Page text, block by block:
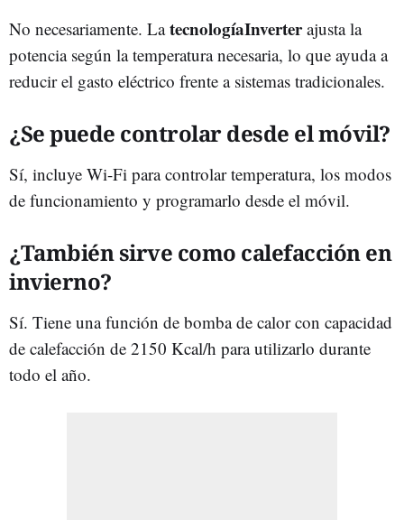
No necesariamente. LatecnologíaInverterajusta la
potencia según la temperatura necesaria, lo que ayuda a
reducir el gasto eléctrico frente a sistemas tradicionales.
¿Se puede controlar desde el móvil?
Sí, incluye Wi-Fi para controlar temperatura, los modos
de funcionamiento y programarlo desde el móvil.
¿También sirve como calefacción en
invierno?
Sí. Tiene una función de bomba de calor con capacidad
de calefacción de 2150 Kcal/h para utilizarlo durante
todo el año.